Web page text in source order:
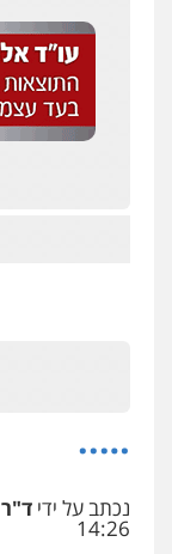
…..
נכתב על ידי
14:26